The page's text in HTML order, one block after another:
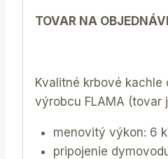
TOVAR NA
Kvalitné krbové kachle
výrobcu FLAMA (tovar
menovitý výkon: 6
pripojenie